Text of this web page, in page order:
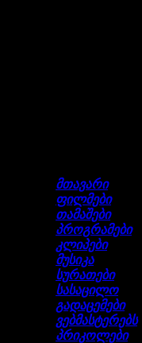
მთავარი
ფილმები
თამაშები
პროგრამები
კლიპები
მუსიკა
სურათები
სასაცილო
გადაცემები
ვებმასტერებს
პრიკოლები